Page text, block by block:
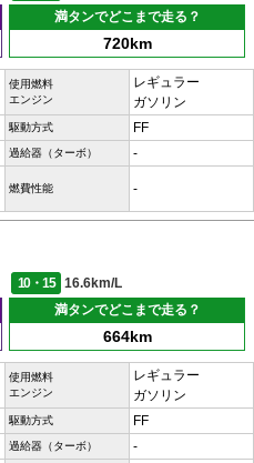
満タンでどこまで走る？
720km
使用燃料
エンジン
レギュラー
ガソリン
駆動方式 FF
過給器（ターボ） -
燃費性能 -
10・15
16.6km/L
満タンでどこまで走る？
664km
使用燃料
エンジン
レギュラー
ガソリン
駆動方式 FF
過給器（ターボ） -